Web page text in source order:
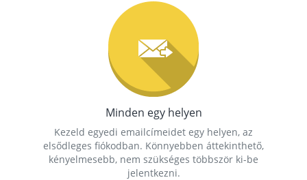
Minden egy helyen
Kezeld egyedi emailcímeidet egy helyen, az
elsődleges fiókodban. Könnyebben áttekinthető,
kényelmesebb, nem szükséges többször ki-be
jelentkezni.